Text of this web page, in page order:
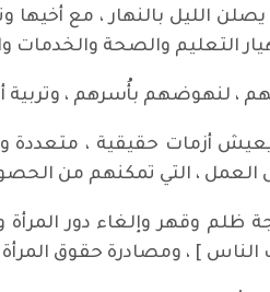
يصلن الليل بالنهار ، مع
التعليم والصحة والخدمات
، لنهوضهم بأُسرهم ،
أزمات حقيقية ، متعددة
، التي تمكنهم من
ظلم وقهر وإلغاء دور
] ، ومصادرة حقوق المرأة